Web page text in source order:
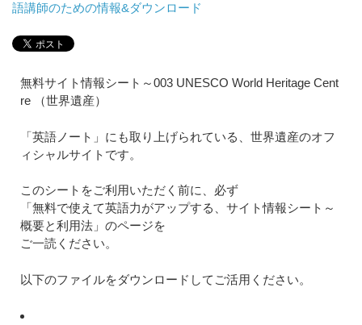
語講師のための情報&ダウンロード
無料サイト情報シート～003 UNESCO World Heritage Cent
re （世界遺産）
「英語ノート」にも取り上げられている、世界遺産のオフ
ィシャルサイトです。
このシートをご利用いただく前に、必ず
「無料で使えて英語力がアップする、サイト情報シート～
概要と利用法」のページを
ご一読ください。
以下のファイルをダウンロードしてご活用ください。